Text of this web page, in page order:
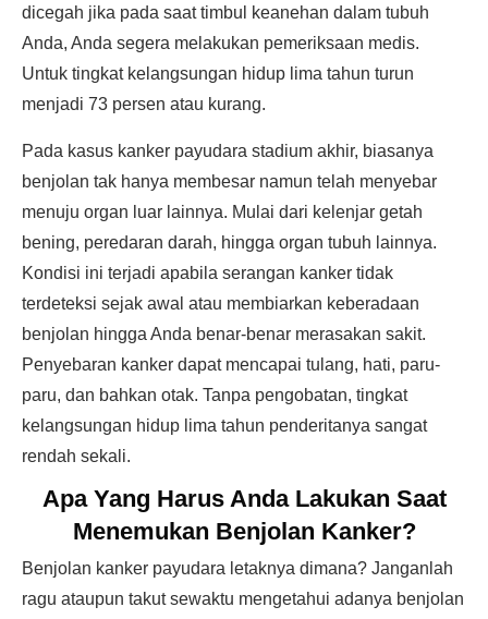
dicegah jika pada saat timbul keanehan dalam tubuh
Anda, Anda segera melakukan pemeriksaan medis.
Untuk tingkat kelangsungan hidup lima tahun turun
menjadi 73 persen atau kurang.
Pada kasus kanker payudara stadium akhir, biasanya
benjolan tak hanya membesar namun telah menyebar
menuju organ luar lainnya. Mulai dari kelenjar getah
bening, peredaran darah, hingga organ tubuh lainnya.
Kondisi ini terjadi apabila serangan kanker tidak
terdeteksi sejak awal atau membiarkan keberadaan
benjolan hingga Anda benar-benar merasakan sakit.
Penyebaran kanker dapat mencapai tulang, hati, paru-
paru, dan bahkan otak. Tanpa pengobatan, tingkat
kelangsungan hidup lima tahun penderitanya sangat
rendah sekali.
Apa Yang Harus Anda Lakukan Saat
Menemukan Benjolan Kanker?
Benjolan kanker payudara letaknya dimana? Janganlah
ragu ataupun takut sewaktu mengetahui adanya benjolan